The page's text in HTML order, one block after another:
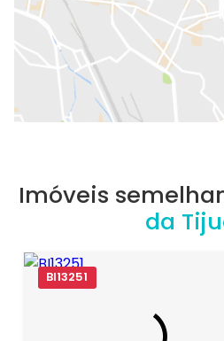
Imóveis
da
BI13251